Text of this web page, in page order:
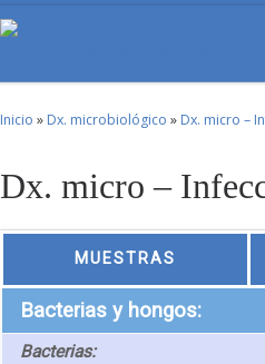
Inicio » Dx. microbiológico » Dx. micro –
Dx. micro –
MUESTRAS
Bacterias y hongos:
Bacterias: